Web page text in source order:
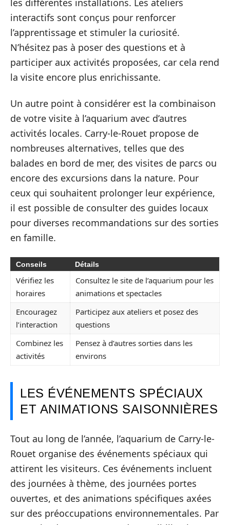
interactifs sont conçus pour renforcer
l’apprentissage et stimuler la curiosité.
N’hésitez pas à poser des questions et à
participer aux activités proposées, car cela rend
la visite encore plus enrichissante.
Un autre point à considérer est la combinaison
de votre visite à l’aquarium avec d’autres
activités locales. Carry-le-Rouet propose de
nombreuses alternatives, telles que des
balades en bord de mer, des visites de parcs ou
encore des excursions dans la nature. Pour
ceux qui souhaitent prolonger leur expérience,
il est possible de consulter des guides locaux
pour diverses recommandations sur des sorties
en famille.
Conseils Détails
Vérifiez les
horaires
Consultez le site de l’aquarium pour les
animations et spectacles
Encouragez
l’interaction
Participez aux ateliers et posez des
questions
Combinez les
activités
Pensez à d’autres sorties dans les
environs
LES ÉVÉNEMENTS SPÉCIAUX
ET ANIMATIONS SAISONNIÈRES
Tout au long de l’année, l’aquarium de Carry-le-
Rouet organise des événements spéciaux qui
attirent les visiteurs. Ces événements incluent
des journées à thème, des journées portes
ouvertes, et des animations spécifiques axées
sur des préoccupations environnementales. Par